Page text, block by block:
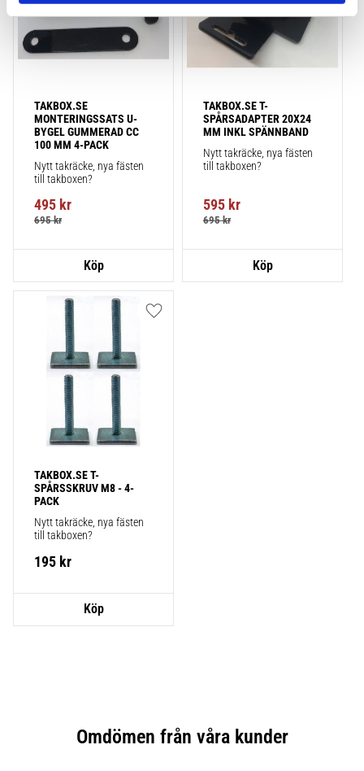
TAKBOX.SE
MONTERINGSSATS U-
BYGEL GUMMERAD CC
100 MM 4-PACK
Nytt takräcke, nya fästen
till takboxen?
495 kr
695kr
TAKBOX.SE T-
SPÅRSADAPTER 20X24
MM INKL SPÄNNBAND
Nytt takräcke, nya fästen
till takboxen?
595 kr
695kr
TAKBOX.SE T-
SPÅRSSKRUV M8 - 4-
PACK
Nytt takräcke, nya fästen
till takboxen?
195 kr
Lägg till i favoriter